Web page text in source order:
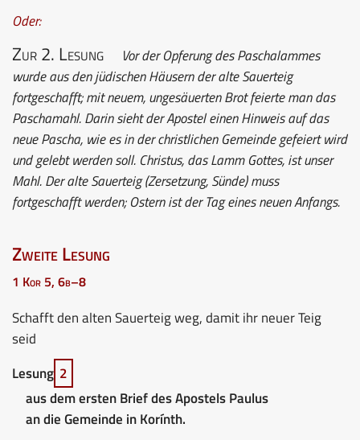
Oder:
Zur 2. Lesung
Vor der Opferung des Paschalammes
wurde aus den jüdischen Häusern der alte Sauerteig
fortgeschafft; mit neuem, ungesäuerten Brot feierte man das
Paschamahl. Darin sieht der Apostel einen Hinweis auf das
neue Pascha, wie es in der christlichen Gemeinde gefeiert wird
und gelebt werden soll. Christus, das Lamm Gottes, ist unser
Mahl. Der alte Sauerteig (Zersetzung, Sünde) muss
fortgeschafft werden; Ostern ist der Tag eines neuen Anfangs.
Zweite Lesung
1 Kor 5, 6b–8
Schafft den alten Sauerteig weg, damit ihr neuer Teig
seid
Lesung 2
aus dem ersten Brief des Apostels Paulus
an die Gemeinde in Korínth.